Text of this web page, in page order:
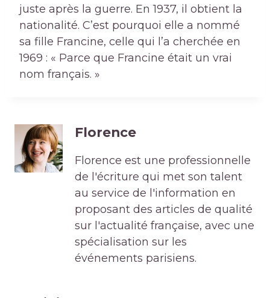
juste après la guerre. En 1937, il obtient la
nationalité. C’est pourquoi elle a nommé
sa fille Francine, celle qui l’a cherchée en
1969 : « Parce que Francine était un vrai
nom français. »
Florence
Florence est une professionnelle
de l'écriture qui met son talent
au service de l'information en
proposant des articles de qualité
sur l'actualité française, avec une
spécialisation sur les
événements parisiens.